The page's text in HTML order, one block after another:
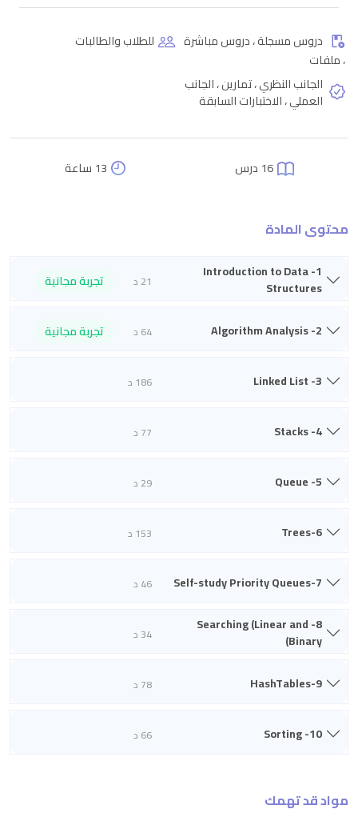
دروس مسجلة ، دروس مباشرة
، ملفات
للطلاب والطالبات
الجانب النظري ، تمارين ، الجانب
العملي ، الاختبارات السابقة
16 درس 13 ساعة
محتوى المادة
1- Introduction to Data
Structures
21 د تجربة مجانية
2- Algorithm Analysis 64 د تجربة مجانية
3- Linked List 186 د
4- Stacks 77 د
5- Queue 29 د
6-Trees 153 د
7-Self-study Priority Queues 46 د
8- Searching (Linear and
Binary)
34 د
9-HashTables 78 د
10- Sorting 66 د
مواد قد تهمك